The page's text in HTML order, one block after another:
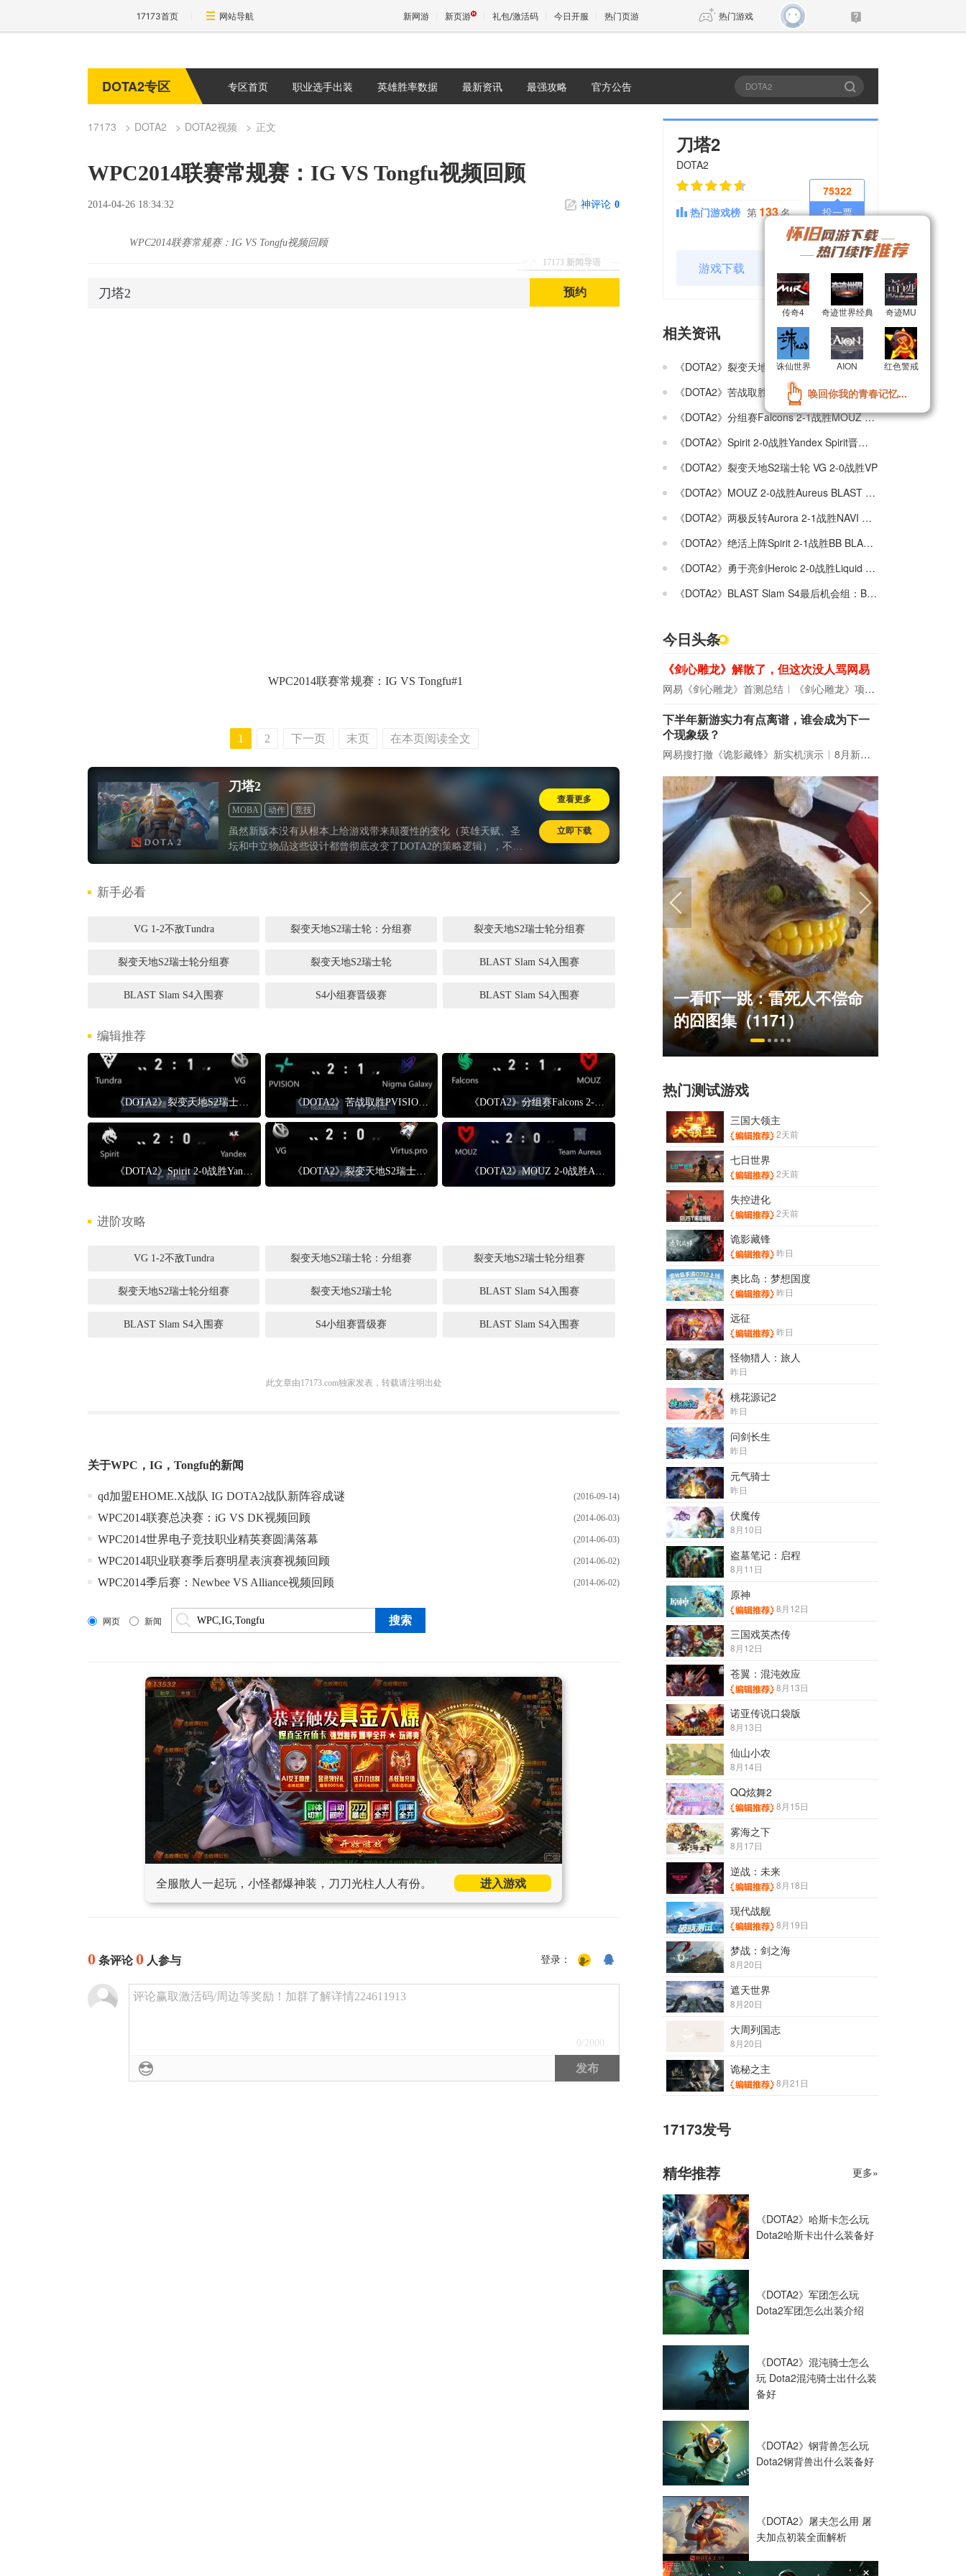
17173首页 网站导航 新网游 新页游 礼包/激活码 今日开服 热门页游 热门游戏
魔兽 传奇4
DOTA2专区 专区首页 职业选手出装 英雄胜率数据 最新资讯 最强攻略 官方公告
17173 DOTA2 DOTA2视频 正文
WPC2014联赛常规赛：IG VS Tongfu视频回顾
2014-04-26 18:34:32 神评论 0
17173 新闻导语
WPC2014联赛常规赛：IG VS Tongfu视频回顾
刀塔2 预约
WPC2014联赛常规赛：IG VS Tongfu#1
1 2 下一页 末页 在本页阅读全文
刀塔2
MOBA 动作 竞技
虽然新版本没有从根本上给游戏带来颠覆性的变化（英雄天赋、圣
坛和中立物品这些设计都曾彻底改变了DOTA2的策略逻辑），不过
考虑到今年受到疫情的影响，工作效率降低本就没啥好办法。更何
查看更多
立即下载
新手必看
VG 1-2不敌Tundra 裂变天地S2瑞士轮：分组赛 裂变天地S2瑞士轮分组赛
裂变天地S2瑞士轮分组赛 裂变天地S2瑞士轮 BLAST Slam S4入围赛
BLAST Slam S4入围赛 S4小组赛晋级赛 BLAST Slam S4入围赛
编辑推荐
《DOTA2》裂变天地S2瑞士轮分组赛VG 1-2不敌Tundra 《DOTA2》苦战取胜PVISION进入1-0组 Nigma进入0-1组 《DOTA2》分组赛Falcons 2-1战胜MOUZ Falcons战队进入1-0组
《DOTA2》Spirit 2-0战胜Yandex Spirit晋级1-0组 《DOTA2》裂变天地S2瑞士轮 VG 2-0战胜VP 《DOTA2》MOUZ 2-0战胜Aureus BLAST Slam S4入围赛
进阶攻略
VG 1-2不敌Tundra 裂变天地S2瑞士轮：分组赛 裂变天地S2瑞士轮分组赛
裂变天地S2瑞士轮分组赛 裂变天地S2瑞士轮 BLAST Slam S4入围赛
BLAST Slam S4入围赛 S4小组赛晋级赛 BLAST Slam S4入围赛
此文章由17173.com独家发表，转载请注明出处
关于WPC ， IG ， Tongfu的新闻
(2016-09-14)
qd加盟EHOME.X战队 IG DOTA2战队新阵容成谜
(2014-06-03)
WPC2014联赛总决赛：iG VS DK视频回顾
(2014-06-03)
WPC2014世界电子竞技职业精英赛圆满落幕
(2014-06-02)
WPC2014职业联赛季后赛明星表演赛视频回顾
(2014-06-02)
WPC2014季后赛：Newbee VS Alliance视频回顾
网页 新闻
全服散人一起玩，小怪都爆神装，刀刀光柱人人有份。 进入游戏
0 条评论0 人参与 登录：
评论赢取激活码/周边等奖励！加群了解详情224611913
0 /2000
发布
刀塔2
DOTA2
75322
投一票
热门游戏榜 第 133名
游戏下载
相关资讯 更多»
《DOTA2》裂变天地S2瑞士轮分组赛VG 1-2不敌Tundra
《DOTA2》苦战取胜PVISION进入1-0组 Nigma进入0-1组
《DOTA2》分组赛Falcons 2-1战胜MOUZ Falcons战队进入1-0组
《DOTA2》Spirit 2-0战胜Yandex Spirit晋级1-0组
《DOTA2》裂变天地S2瑞士轮 VG 2-0战胜VP
《DOTA2》MOUZ 2-0战胜Aureus BLAST Slam S4入围赛
《DOTA2》两极反转Aurora 2-1战胜NAVI BLAST Slam S4入围赛
《DOTA2》绝活上阵Spirit 2-1战胜BB BLAST Slam S4小组赛晋级赛
《DOTA2》勇于亮剑Heroic 2-0战胜Liquid BLAST Slam S4入围赛
《DOTA2》BLAST Slam S4最后机会组：BB 2-0战胜XctN
今日头条
《剑心雕龙》解散了，但这次没人骂网易
网易《剑心雕龙》首测总结 《剑心雕龙》项目宣布解散
下半年新游实力有点离谱，谁会成为下一
个现象级？
网易搜打撤《诡影藏锋》新实机演示 8月新游前瞻：《诡秘之主》领衔
17周年庆典 争霸赛大区火
一看吓一跳：雷死人不偿命
的囧图集（1171）
热门测试游戏
三国大领主
2天前
七日世界
2天前
失控进化
2天前
诡影藏锋
昨日
奥比岛：梦想国度
昨日
远征
昨日
怪物猎人：旅人
昨日
桃花源记2
昨日
问剑长生
昨日
元气骑士
昨日
伏魔传
8月10日
盗墓笔记：启程
8月11日
原神
8月12日
三国戏英杰传
8月12日
苍翼：混沌效应
8月13日
诺亚传说口袋版
8月13日
仙山小农
8月14日
QQ炫舞2
8月15日
雾海之下
8月17日
逆战：未来
8月18日
现代战舰
8月19日
梦战：剑之海
8月20日
遮天世界
8月20日
大周列国志
8月20日
诡秘之主
8月21日
17173发号
精华推荐 更多»
《DOTA2》哈斯卡怎么玩
Dota2哈斯卡出什么装备好
《DOTA2》军团怎么玩
Dota2军团怎么出装介绍
《DOTA2》混沌骑士怎么
玩 Dota2混沌骑士出什么装
备好
《DOTA2》钢背兽怎么玩
Dota2钢背兽出什么装备好
《DOTA2》屠夫怎么用 屠
夫加点初装全面解析
传奇4 奇迹世界经典 奇迹MU
诛仙世界 AION 红色警戒
唤回你我的青春记忆...
传奇4 奇迹世界经典 奇迹MU
诛仙世界 AION 红色警戒
唤回你我的青春记忆...